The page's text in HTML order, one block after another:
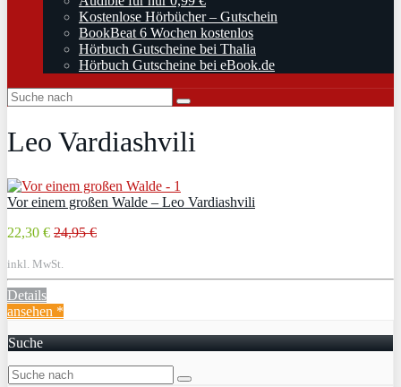
Kostenlose Hörbücher – Gutschein
BookBeat 6 Wochen kostenlos
Hörbuch Gutscheine bei Thalia
Hörbuch Gutscheine bei eBook.de
Leo Vardiashvili
Vor einem großen Walde – Leo Vardiashvili
22,30 € 24,95 €
inkl. MwSt.
Details
ansehen *
Suche